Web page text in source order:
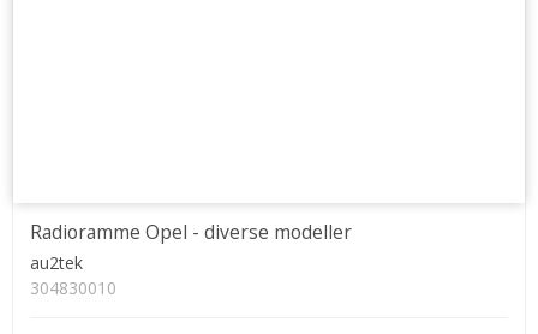
Radioramme Opel - diverse modeller
au2tek
304830010